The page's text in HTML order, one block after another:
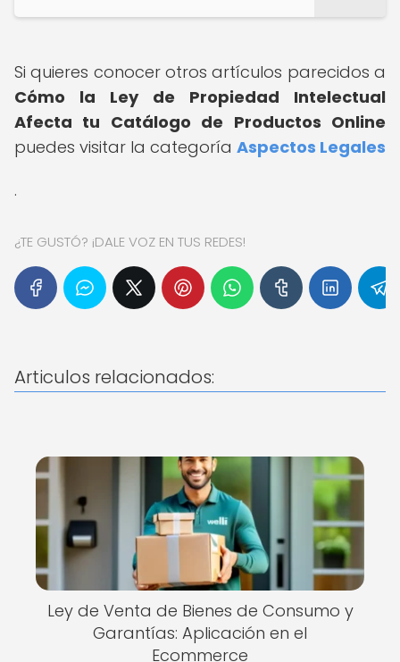
Si quieres conocer otros artículos parecidos a
Cómo la Ley de Propiedad Intelectual
Afecta tu Catálogo de Productos Online
puedes visitar la categoría Aspectos Legales
.
¿TE GUSTÓ? ¡DALE VOZ EN TUS REDES!
Articulos relacionados:
Ley de Venta de Bienes de Consumo y
Garantías: Aplicación en el
Ecommerce